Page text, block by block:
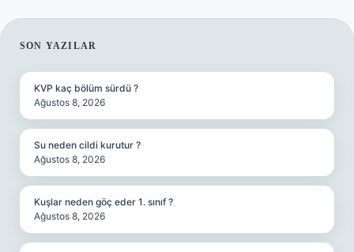
SIDEBAR
SON YAZILAR
KVP kaç bölüm sürdü ?
Ağustos 8, 2026
Su neden cildi kurutur ?
Ağustos 8, 2026
Kuşlar neden göç eder 1. sınıf ?
Ağustos 8, 2026